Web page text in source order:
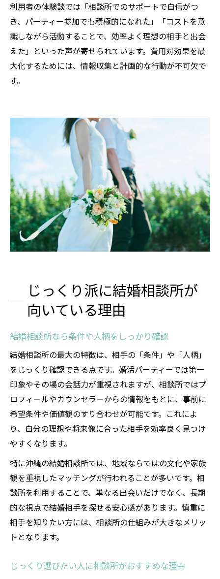
利用者の体験談では「相談所でのサポートで自信がつ
き、パーティー参加でも積極的になれた」「コストを意
識しながら活動することで、効率よく理想の相手と出会
えた」といった声が寄せられています。費用対効果を最
大化するためには、情報収集と計画的な行動が不可欠で
す。
じっくり派に結婚相談所が
向いている理由
結婚相談所なら条件や人柄をしっかり確認
結婚相談所の最大の特徴は、相手の「条件」や「人柄」
をじっくり確認できる点です。婚活パーティーでは第一
印象やその場の会話力が重視されますが、相談所ではプ
ロフィールやカウンセラーからの情報をもとに、事前に
希望条件や価値観のすり合わせが可能です。これによ
り、自分の理想や将来像に合った相手を効率良く見つけ
やすくなります。
特に沖縄の結婚相談所では、地域ならではの文化や家族
観を重視したマッチングが行われることが多いです。相
談所を利用することで、単なる出会いだけでなく、長期
的な視点で結婚相手を探せる安心感があります。慎重に
相手を知りたい方には、相談所の仕組みが大きなメリッ
トとなります。
じっくり選びたい人に相談所がおすすめな理由